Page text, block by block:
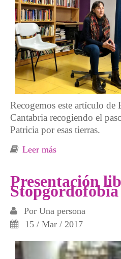
Recogemos este artículo de
Cantabria recogiendo el
Patricia por esas tierras.
Leer más
Presentación
Por Una persona
15 / Mar / 2017